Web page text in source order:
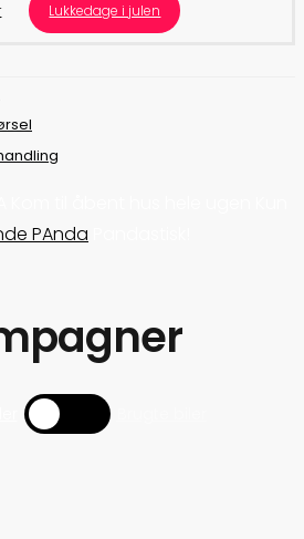
Lukkedage i julen
PAnda
Toggle